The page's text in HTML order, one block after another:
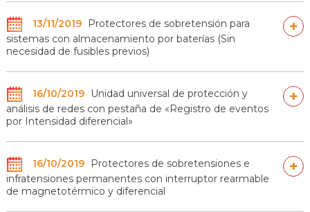
13/11/2019
Protectores de sobretensión para
sistemas con almacenamiento por baterías (Sin
necesidad de fusibles previos)
+
16/10/2019
Unidad universal de protección y
análisis de redes con pestaña de «Registro de eventos
por Intensidad diferencial»
+
16/10/2019
Protectores de sobretensiones e
infratensiones permanentes con interruptor rearmable
de magnetotérmico y diferencial
+